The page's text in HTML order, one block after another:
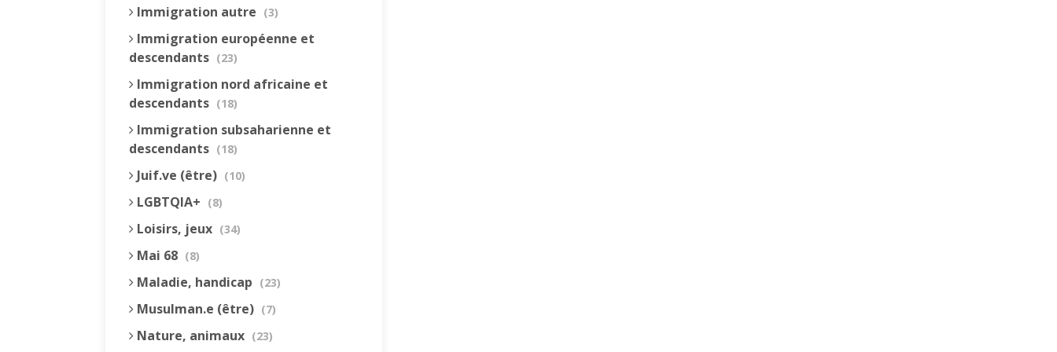
Immigration autre (3)
Immigration européenne et
descendants (23)
Immigration nord africaine et
descendants (18)
Immigration subsaharienne et
descendants (18)
Juif.ve (être) (10)
LGBTQIA+ (8)
Loisirs, jeux (34)
Mai 68 (8)
Maladie, handicap (23)
Musulman.e (être) (7)
Nature, animaux (23)